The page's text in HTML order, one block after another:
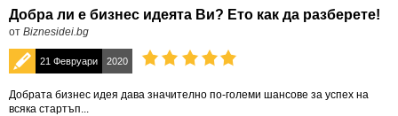
Добра ли е бизнес идеята Ви? Ето как да разберете!
от Biznesidei.bg
21 Февруари 2020
Добрата бизнес идея дава значително по-големи шансове за успех на
всяка стартъп...